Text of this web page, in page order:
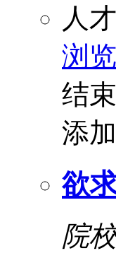
人
浏
结
添
欲
院